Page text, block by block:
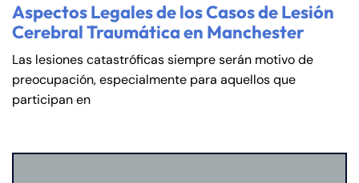
Aspectos Legales de los Casos de Lesión
Cerebral Traumática en Manchester
Las lesiones catastróficas siempre serán motivo de
preocupación, especialmente para aquellos que
participan en